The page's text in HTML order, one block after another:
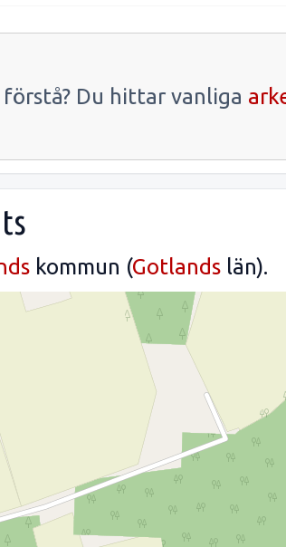
Du hittar vanliga
kommun (Gotlands län).